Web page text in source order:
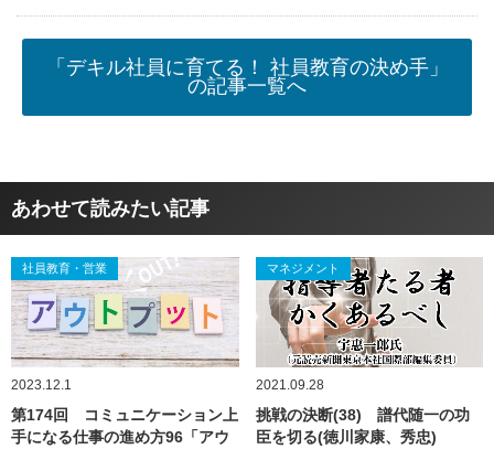
「デキル社員に育てる！ 社員教育の決め手」
の記事一覧へ
あわせて読みたい記事
社員教育・営業
2023.12.1
第174回 コミュニケーション上
手になる仕事の進め方96「アウ
マネジメント
2021.09.28
挑戦の決断(38) 譜代随一の功
臣を切る(徳川家康、秀忠)